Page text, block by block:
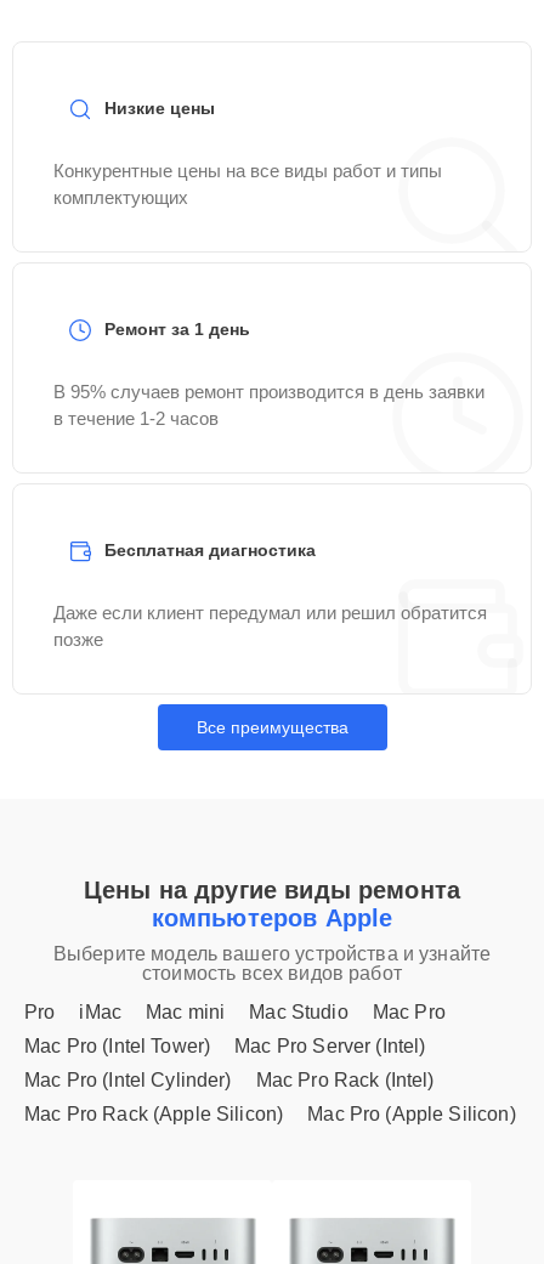
Низкие цены
Конкурентные цены на все виды работ и типы
комплектующих
Ремонт за 1 день
В 95% случаев ремонт производится в день заявки
в течение 1-2 часов
Бесплатная диагностика
Даже если клиент передумал или решил обратится
позже
Все преимущества
Цены на другие виды ремонта
компьютеров Apple
Выберите модель вашего устройства и узнайте
стоимость всех видов работ
Pro
iMac Mac mini Mac Studio
Mac Pro
Mac Pro (Intel Tower)
Mac Pro Server (Intel)
Mac Pro (Intel Cylinder)
Mac Pro Rack (Intel)
Mac Pro Rack (Apple Silicon)
Mac Pro (Apple Silicon)